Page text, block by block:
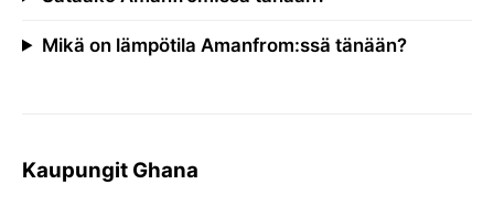
Mikä on lämpötila Amanfrom:ssä tänään?
Kaupungit Ghana